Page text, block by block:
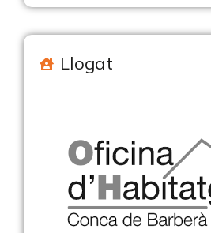
Llogat